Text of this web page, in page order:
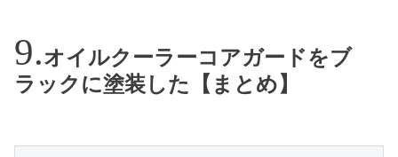
オイルクーラーコアガードをブ
ラックに塗装した【まとめ】